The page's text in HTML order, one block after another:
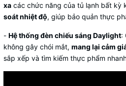
xa các chức năng của tủ lạnh bất kỳ
soát nhiệt độ, giúp bảo quản thực
- Hệ thống đèn chiếu sáng Daylight:
không gây chói mắt, mang lại cảm
sắp xếp và tìm kiếm thực phẩm